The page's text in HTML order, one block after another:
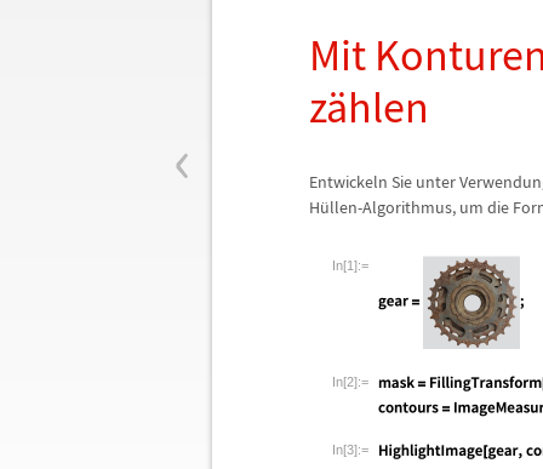
‹
Mit
zählen
Entwickeln Sie unter
Hüllen-Algorithmus, um die
In[1]:=
In[2]:=
In[3]:=